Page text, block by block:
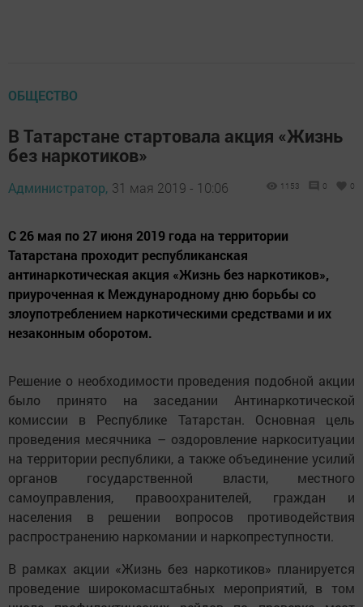
ОБЩЕСТВО
В Татарстане стартовала акция «Жизнь
без наркотиков»
Администратор, 31 мая 2019 - 10:06 1153 0 0
С 26 мая по 27 июня 2019 года на территории
Татарстана проходит республиканская
антинаркотическая акция «Жизнь без наркотиков»,
приуроченная к Международному дню борьбы со
злоупотреблением наркотическими средствами и их
незаконным оборотом.
Решение о необходимости проведения подобной акции
было принято на заседании Антинаркотической
комиссии в Республике Татарстан. Основная цель
проведения месячника – оздоровление наркоситуации
на территории республики, а также объединение усилий
органов государственной власти, местного
самоуправления, правоохранителей, граждан и
населения в решении вопросов противодействия
распространению наркомании и наркопреступности.
В рамках акции «Жизнь без наркотиков» планируется
проведение широкомасштабных мероприятий, в том